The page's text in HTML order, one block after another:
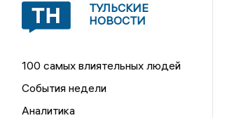
ТУЛЬСКИЕ
НОВОСТИ
100 самых влиятельных людей
События недели
Аналитика